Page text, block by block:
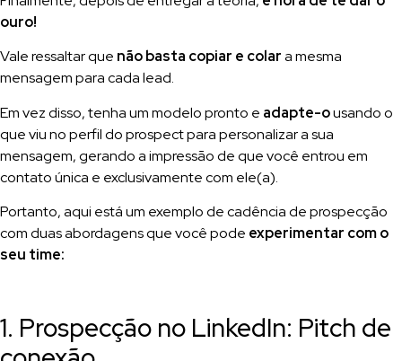
ouro!
Vale ressaltar que não basta copiar e colara mesma
mensagem para cada lead.
Em vez disso, tenha um modelo pronto e adapte-ousando o
que viu no perfil do prospect para personalizar a sua
mensagem, gerando a impressão de que você entrou em
contato única e exclusivamente com ele(a).
Portanto, aqui está um exemplo de cadência de prospecção
com duas abordagens que você pode experimentar com o
seu time:
1. Prospecção no LinkedIn: Pitch de